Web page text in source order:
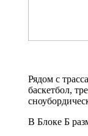
Рядом с
баскетбол,
В Блоке Б